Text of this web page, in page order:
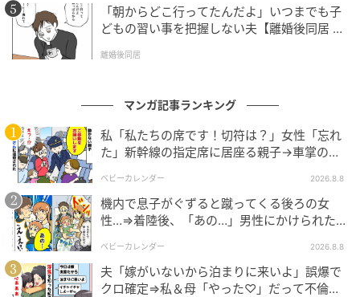
「朝からどこ行ってたんだよ」いつまでも子
どもの習い事を把握しない夫【離婚後同居 Vo
離婚後同居
マンガ記事ランキング
私「私たちの席です！切符は？」女性「忘れ
た」新幹線の指定席に居座る親子→車掌の注
ベビーカレンダー 2026.8.8
機内で息子がぐずると蹴ってくる後ろの女
性…⇒着陸後、「あの…」男性にかけられた驚
ベビーカレンダー 2026.8.8
夫「嫁がいないから泊まりに来いよ」誤爆で
クロ確定⇒私＆母「やった♡」だって不倫相